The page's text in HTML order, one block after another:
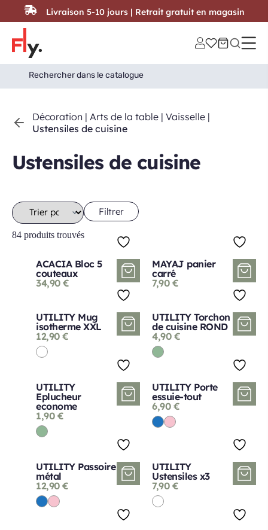
Passer au contenu
Search
for:
Search Button
Décoration | Arts de la table | Vaisselle |
Ustensiles de cuisine
Ustensiles de cuisine
Filtrer
84 produits trouvés
ACACIA Bloc 5
couteaux
34,90 €
MAYAJ panier
carré
7,90 €
UTILITY Mug
isotherme XXL
12,90 €
UTILITY Torchon
de cuisine ROND
4,90 €
UTILITY
Eplucheur
econome
1,90 €
UTILITY Porte
essuie-tout
6,90 €
UTILITY Passoire
métal
12,90 €
UTILITY
Ustensiles x3
7,90 €
Livraison 5-10 jours | Retrait gratuit en magasin